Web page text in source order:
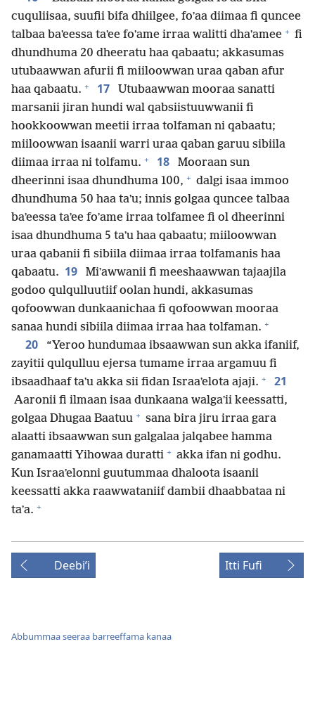
cuquliisaa, suufii bifa dhiilgee, foʼaa diimaa fi quncee
talbaa baʼeessa taʼee foʼame irraa walitti dhaʼamee + fi
dhundhuma 20 dheeratu haa qabaatu; akkasumas
utubaawwan afurii fi miiloowwan uraa qaban afur
haa qabaatu. + 17
Utubaawwan mooraa sanatti
marsanii jiran hundi wal qabsiistuuwwanii fi
hookkoowwan meetii irraa tolfaman ni qabaatu;
miiloowwan isaanii warri uraa qaban garuu sibiila
diimaa irraa ni tolfamu. + 18
Mooraan sun
dheerinni isaa dhundhuma 100, + dalgi isaa immoo
dhundhuma 50 haa taʼu; innis golgaa quncee talbaa
baʼeessa taʼee foʼame irraa tolfamee fi ol dheerinni
isaa dhundhuma 5 taʼu haa qabaatu; miiloowwan
uraa qabanii fi sibiila diimaa irraa tolfamanis haa
qabaatu. 19
Miʼawwanii fi meeshaawwan tajaajila
godoo qulqulluutiif oolan hundi, akkasumas
qofoowwan dunkaanichaa fi qofoowwan mooraa
sanaa hundi sibiila diimaa irraa haa tolfaman. +
20
“Yeroo hundumaa ibsaawwan sun akka ifaniif,
zayitii qulqulluu ejersa tumame irraa argamuu fi
ibsaadhaaf taʼu akka sii fidan Israaʼelota ajaji. + 21
Aaronii fi ilmaan isaa dunkaana walgaʼii keessatti,
golgaa Dhugaa Baatuu + sana bira jiru irraa gara
alaatti ibsaawwan sun galgalaa jalqabee hamma
ganamaatti Yihowaa duratti + akka ifan ni godhu.
Kun Israaʼelonni guutummaa dhaloota isaanii
keessatti akka raawwataniif dambii dhaabbataa ni
taʼa. +
Deebiʼi Itti Fufi
Abbummaa seeraa barreeffama kanaa